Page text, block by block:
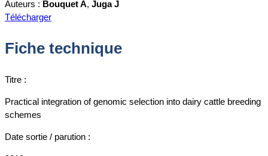
Auteurs : Bouquet A, Juga J
Télécharger
Fiche technique
Titre :
Practical integration of genomic selection into dairy cattle breeding
schemes
Date sortie / parution :